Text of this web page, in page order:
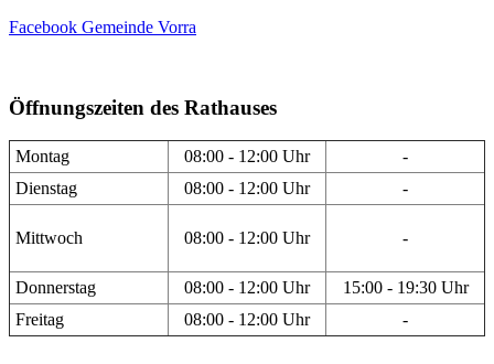
Facebook Gemeinde Vorra
Öffnungszeiten des Rathauses
Montag 08:00 - 12:00 Uhr
-
Dienstag
08:00 - 12:00 Uhr -
Mittwoch 08:00 - 12:00 Uhr -
Donnerstag 08:00 - 12:00 Uhr
15:00 - 19:30 Uhr
Freitag
08:00 - 12:00 Uhr -